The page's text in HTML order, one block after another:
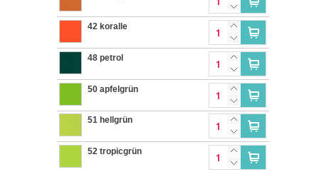
42 koralle
48 petrol
50 apfelgrün
51 hellgrün
52 tropicgrün